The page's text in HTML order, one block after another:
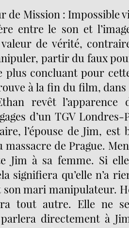
de Mission : Impossible
entre le son et
de vérité,
partir du faux
plus concluant pour
à la fin du film,
revêt
d’un TGV
l’épouse de Jim, est
de Prague.
Jim à sa femme. Si
signifiera qu’elle n’a
mari manipulateur.
tout autre. Elle ne
directement à